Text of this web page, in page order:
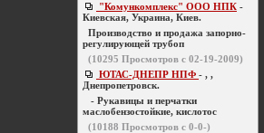
"Комункомплекс" ООО НПК -
Киевская, Украина, Киев.
Производство и продажа запорно-
регулирующей трубоп
(10295 Просмотров с 02-19-2009)
ЮТАС-ДНЕПР НПФ - , ,
Днепропетровск.
- Рукавицы и перчатки
маслобензостойкие, кислотос
(10188 Просмотров с 0-0-)